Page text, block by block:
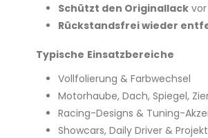
Schützt den Originallack
Rückstandsfrei wieder
Typische Einsatzbereiche
Vollfolierung & Farbwechsel
Motorhaube, Dach, Spiegel,
Racing-Designs & Tuning-
Showcars, Daily Driver &